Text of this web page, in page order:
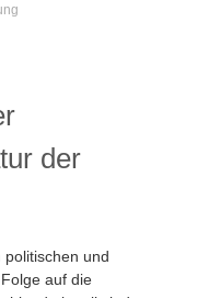
der
und
auf die